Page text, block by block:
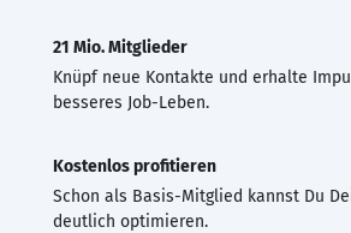
21 Mio. Mitglieder
Knüpf neue Kontakte und erhalte
besseres Job-Leben.
Kostenlos profitieren
Schon als Basis-Mitglied kannst Du
deutlich optimieren.